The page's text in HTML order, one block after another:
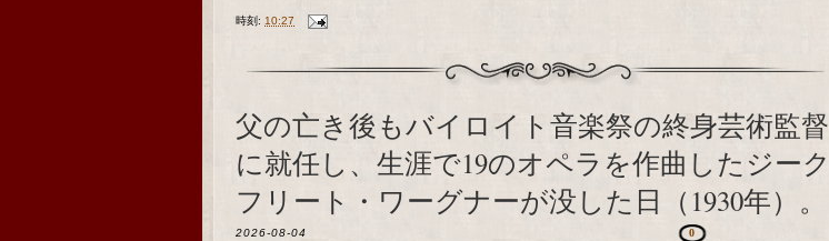
時刻: 10:27
父の亡き後もバイロイト音楽祭の終身芸術監督
に就任し、生涯で19のオペラを作曲したジーク
フリート・ワーグナーが没した日（1930年）。
2026-08-04 0